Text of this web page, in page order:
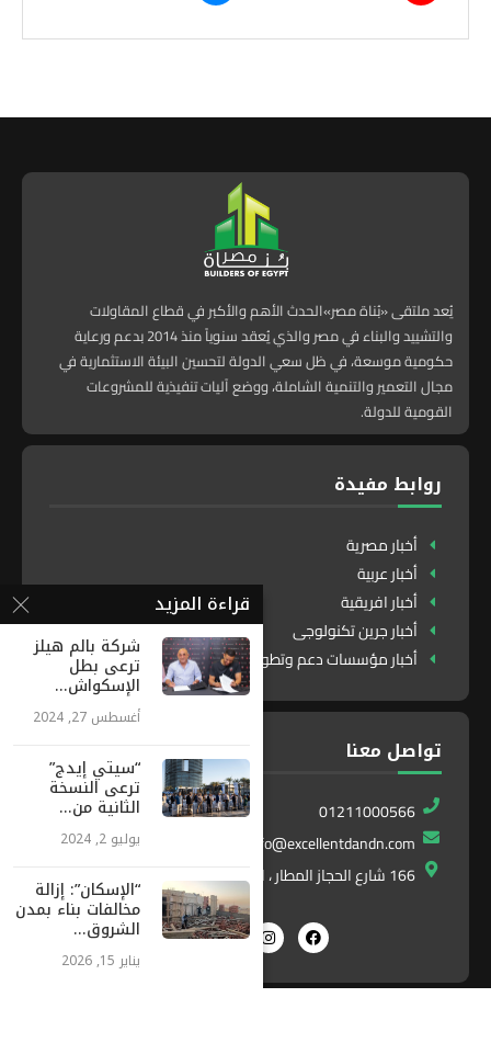
يُعد ملتقى «بُناة مصر»الحدث الأهم والأكبر في قطاع المقاولات
والتشييد والبناء في مصر والذي يُعقد سنوياً منذ 2014 بدعم ورعاية
حكومية موسعة، في ظل سعي الدولة لتحسين البيئة الاستثمارية في
مجال التعمير والتنمية الشاملة، ووضع آليات تنفيذية للمشروعات
القومية للدولة.
روابط مفيدة
أخبار مصرية
أخبار عربية
أخبار افريقية
أخبار جرين تكنولوجى
أخبار مؤسسات دعم وتطوير
تواصل معنا
01211000566
info@excellentdandn.com
166 شارع الحجاز المطار ، النزهة ، القاهرة ، مصر
قراءة المزيد
شركة بالم هيلز
ترعى بطل
الإسكواش...
أغسطس 27, 2024
“سيتي إيدج”
ترعى النسخة
الثانية من...
يوليو 2, 2024
“الإسكان”: إزالة
مخالفات بناء بمدن
الشروق...
يناير 15, 2026